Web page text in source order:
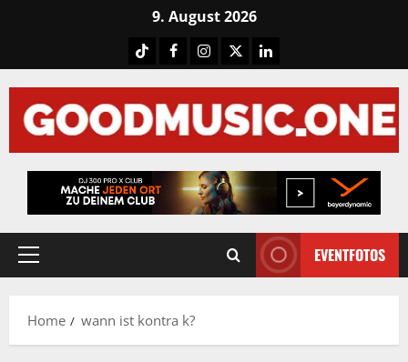
9. August 2026
TiktokFacebook
Instagram
X LinkedIN
Primary
EVENTFOTOS
Home wann ist kontra k?